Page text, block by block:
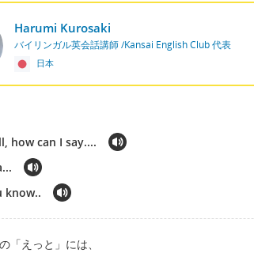
Harumi Kurosaki
バイリンガル英会話講師 /Kansai English Club 代表
日本
how can I say....
know..
「えっと」には、